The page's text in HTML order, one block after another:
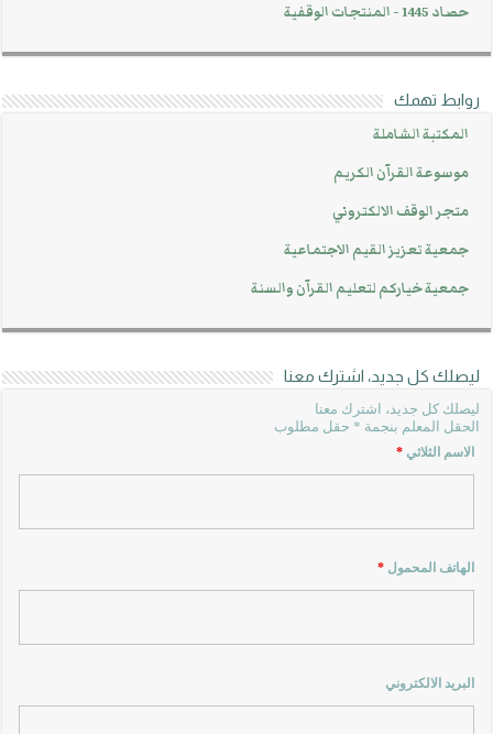
حصاد 1445 - المنتجات الوقفية
روابط تهمك
المكتبة الشاملة
موسوعة القرآن الكريم
متجر الوقف الالكتروني
جمعية تعزيز القيم الاجتماعية
جمعية خياركم لتعليم القرآن والسنة
ليصلك كل جديد، اشترك معنا
ليصلك كل جديد، اشترك معنا
الحقل المعلم بنجمة * حقل مطلوب
الاسم الثلاثي*
الهاتف المحمول*
البريد الالكتروني